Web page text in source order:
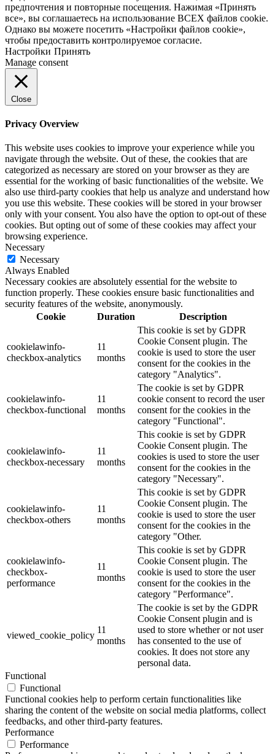
предпочтения и повторные посещения. Нажимая «Принять
все», вы соглашаетесь на использование ВСЕХ файлов cookie.
Однако вы можете посетить «Настройки файлов cookie»,
чтобы предоставить контролируемое согласие.
Настройки Принять
Manage consent
Close
Privacy Overview
This website uses cookies to improve your experience while you
navigate through the website. Out of these, the cookies that are
categorized as necessary are stored on your browser as they are
essential for the working of basic functionalities of the website. We
also use third-party cookies that help us analyze and understand how
you use this website. These cookies will be stored in your browser
only with your consent. You also have the option to opt-out of these
cookies. But opting out of some of these cookies may affect your
browsing experience.
Necessary
Necessary
Always Enabled
Necessary cookies are absolutely essential for the website to
function properly. These cookies ensure basic functionalities and
security features of the website, anonymously.
Cookie
Duration Description
cookielawinfo-
checkbox-analytics
11
months
This cookie is set by GDPR
Cookie Consent plugin. The
cookie is used to store the user
consent for the cookies in the
category "Analytics".
cookielawinfo-
checkbox-functional
11
months
The cookie is set by GDPR
cookie consent to record the user
consent for the cookies in the
category "Functional".
cookielawinfo-
checkbox-necessary
11
months
This cookie is set by GDPR
Cookie Consent plugin. The
cookies is used to store the user
consent for the cookies in the
category "Necessary".
cookielawinfo-
checkbox-others
11
months
This cookie is set by GDPR
Cookie Consent plugin. The
cookie is used to store the user
consent for the cookies in the
category "Other.
cookielawinfo-
checkbox-
performance
11
months
This cookie is set by GDPR
Cookie Consent plugin. The
cookie is used to store the user
consent for the cookies in the
category "Performance".
viewed_cookie_policy
11
months
The cookie is set by the GDPR
Cookie Consent plugin and is
used to store whether or not user
has consented to the use of
cookies. It does not store any
personal data.
Functional
Functional
Functional cookies help to perform certain functionalities like
sharing the content of the website on social media platforms, collect
feedbacks, and other third-party features.
Performance
Performance